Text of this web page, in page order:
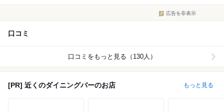
広告を非表示
口コミ
口コミをもっと見る（130人）
[PR] 近くのダイニングバーのお店 もっと見る